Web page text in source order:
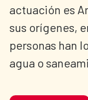
actuación es
sus orígenes,
personas han
agua o